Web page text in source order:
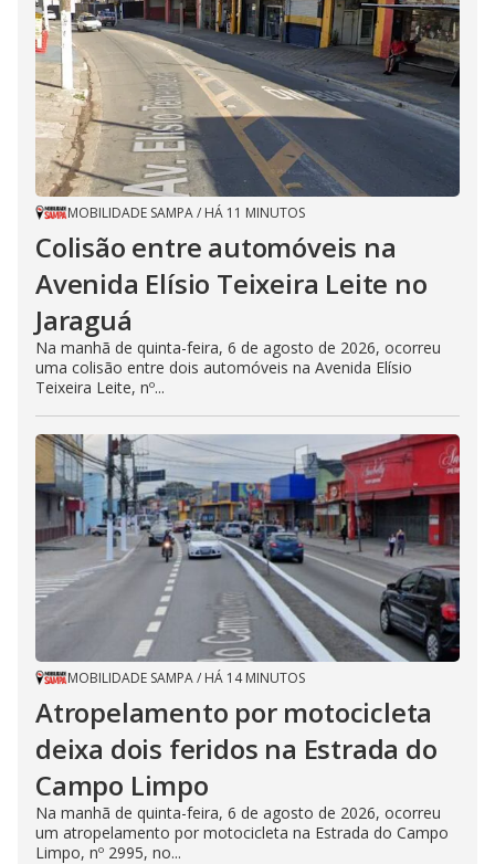
MOBILIDADE SAMPA/ HÁ 11 MINUTOS
Colisão entre automóveis na
Avenida Elísio Teixeira Leite no
Jaraguá
Na manhã de quinta-feira, 6 de agosto de 2026, ocorreu
uma colisão entre dois automóveis na Avenida Elísio
Teixeira Leite, nº...
MOBILIDADE SAMPA/ HÁ 14 MINUTOS
Atropelamento por motocicleta
deixa dois feridos na Estrada do
Campo Limpo
Na manhã de quinta-feira, 6 de agosto de 2026, ocorreu
um atropelamento por motocicleta na Estrada do Campo
Limpo, nº 2995, no...